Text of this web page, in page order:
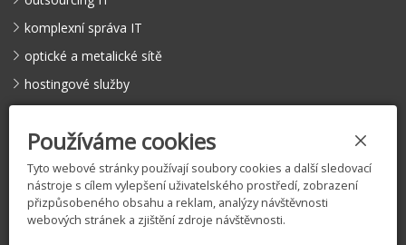
komplexní správa IT
optické a metalické sítě
hostingové služby
©COMFEEL s.r.o., 2005 – 2026 |Licence|Vyjádření k existenci
sítí|Zásady zpracování osobních údajů|Nastavení cookies
Používáme cookies
Tyto webové stránky používají soubory cookies a další sledovací
nástroje s cílem vylepšení uživatelského prostředí, zobrazení
přizpůsobeného obsahu a reklam, analýzy návštěvnosti
webových stránek a zjištění zdroje návštěvnosti.